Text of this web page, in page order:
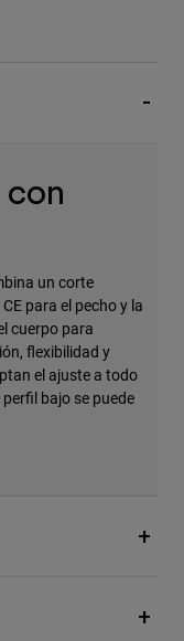
un corte
para el pecho y la
cuerpo para
flexibilidad y
el ajuste a todo
bajo se puede